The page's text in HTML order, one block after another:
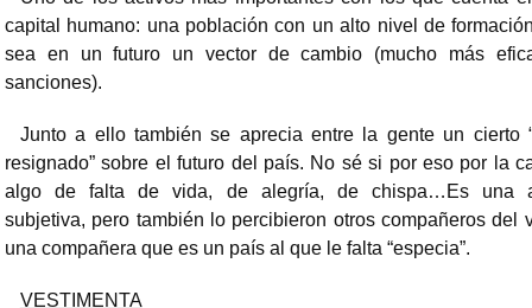
capital humano: una población con un alto nivel de
sea en un futuro un vector de cambio (mucho más
sanciones).
Junto a ello también se aprecia entre la gente un cierto
resignado” sobre el futuro del país. No sé si por eso por la
algo de falta de vida, de alegría, de chispa…Es una
subjetiva, pero también lo percibieron otros compañeros del
una compañera que es un país al que le falta “especia”.
VESTIMENTA